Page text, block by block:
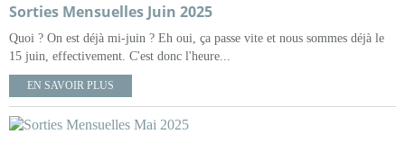
Sorties Mensuelles Juin 2025
Quoi ? On est déjà mi-juin ? Eh oui, ça passe vite et nous sommes déjà le
15 juin, effectivement. C'est donc l'heure...
EN SAVOIR PLUS